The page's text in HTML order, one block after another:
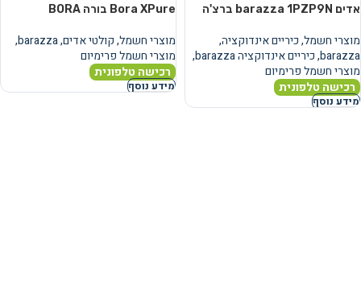
אדים barazza 1PZP9N ברצ'ה
מוצרי חשמל,כיריים אינדוקציה,
barazza
,כיריים אינדוקציה barazza
,
מוצרי חשמל פרימיום
רכישה טלפונית
מידע נוסף
Bora XPure בורה BORA
מוצרי חשמל,קולטי אדים,
barazza
,
מוצרי חשמל פרימיום
רכישה טלפונית
מידע נוסף